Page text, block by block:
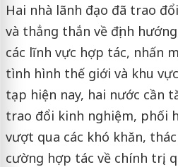
Hai nhà lãnh đạo đã trao
và thẳng thắn về định
các lĩnh vực hợp tác, nhấn
tình hình thế giới và khu
tạp hiện nay, hai nước cần
trao đổi kinh nghiệm, phối
vượt qua các khó khăn,
cường hợp tác về chính trị,